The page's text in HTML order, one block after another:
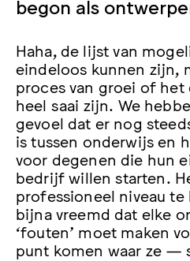
begon als
Haha, de lijst van
eindeloos kunnen zijn,
proces van groei of het
heel saai zijn. We
gevoel dat er nog
is tussen onderwijs en
voor degenen die hun
bedrijf willen starten.
professioneel niveau
bijna vreemd dat elke
‘fouten’ moet maken
punt komen waar ze —